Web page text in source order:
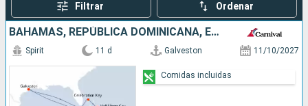
Filtrar Ordenar
BAHAMAS, REPÚBLICA DOMINICANA, ESTADOS UNIDOS
Spirit 11 d Galveston 11/10/2027
Comidas incluidas